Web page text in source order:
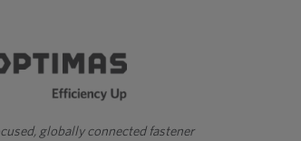
nouvelle
fenêtre
globally connected fastener